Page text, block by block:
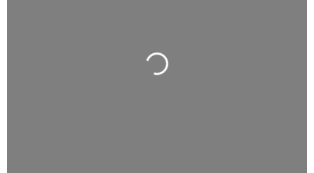
Cargando…